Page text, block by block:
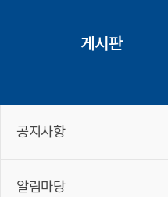
게시판
공지사항
알림마당